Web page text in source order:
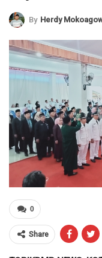
By Herdy
0
Share